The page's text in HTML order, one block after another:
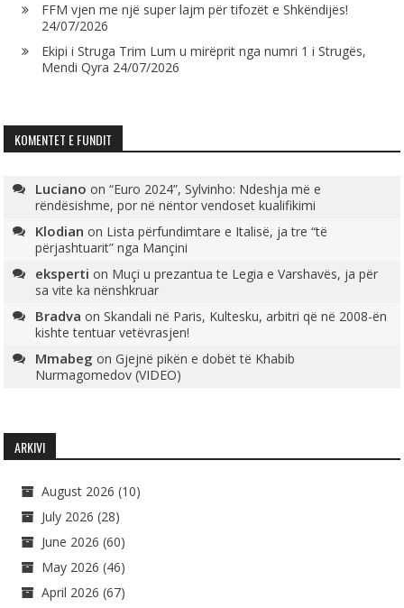
FFM vjen me një super lajm për tifozët e Shkëndijës!
24/07/2026
Ekipi i Struga Trim Lum u mirëprit nga numri 1 i Strugës,
Mendi Qyra 24/07/2026
KOMENTET E FUNDIT
Luciano on“Euro 2024”, Sylvinho: Ndeshja më e
rëndësishme, por në nëntor vendoset kualifikimi
Klodian on Lista përfundimtare e Italisë, ja tre “të
përjashtuarit” nga Mançini
eksperti on Muçi u prezantua te Legia e Varshavës, ja për
sa vite ka nënshkruar
Bradva onSkandali në Paris, Kultesku, arbitri që në 2008-ën
kishte tentuar vetëvrasjen!
Mmabeg onGjejnë pikën e dobët të Khabib
Nurmagomedov (VIDEO)
ARKIVI
August 2026 (10)
July 2026 (28)
June 2026 (60)
May 2026 (46)
April 2026 (67)